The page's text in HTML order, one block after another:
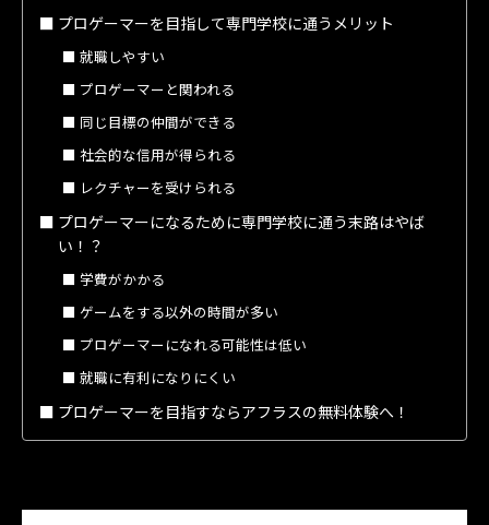
プロゲーマーを目指して専門学校に通うメリット
就職しやすい
プロゲーマーと関われる
同じ目標の仲間ができる
社会的な信用が得られる
レクチャーを受けられる
プロゲーマーになるために専門学校に通う末路はやば
い！？
学費がかかる
ゲームをする以外の時間が多い
プロゲーマーになれる可能性は低い
就職に有利になりにくい
プロゲーマーを目指すならアフラスの無料体験へ！